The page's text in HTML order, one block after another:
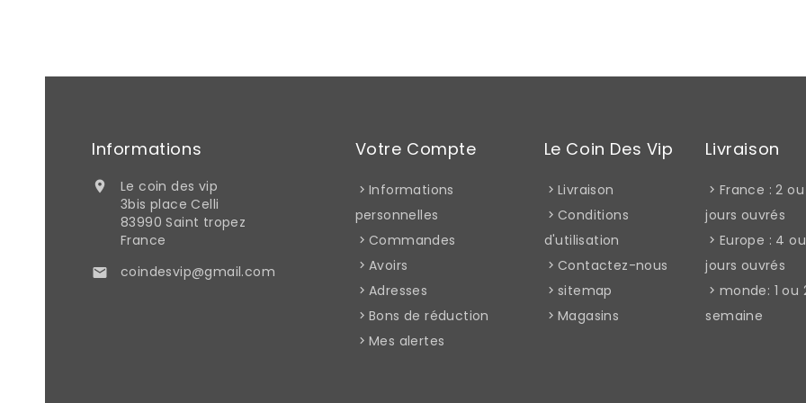
Informations

Le coin des vip
3bis place Celli
83990 Saint tropez
France
 coindesvip@gmail.com
Votre Compte
Informations
personnelles
Commandes
Avoirs
Adresses
Bons de réduction
Mes alertes
Le Coin Des Vip
Livraison
Conditions
d'utilisation
Contactez-nous
sitemap
Magasins
Livraison
France : 2 ou
jours ouvrés
Europe : 4
jours ouvrés
monde: 1 ou
semaine